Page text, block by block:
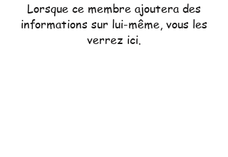
Lorsque ce membre ajoutera des
informations sur lui-même, vous les
verrez ici.